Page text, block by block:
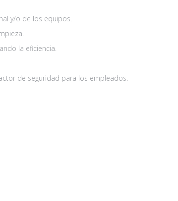
y/o de los equipos.
la eficiencia.
de seguridad para los empleados.